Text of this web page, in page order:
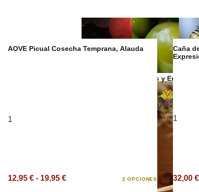
Aceitunas y
Aceite
AOVE Picual Cosecha Temprana, Alauda
1
12,95 € - 19,95 € 2 OPCIONES
Caña
1
32,00 €